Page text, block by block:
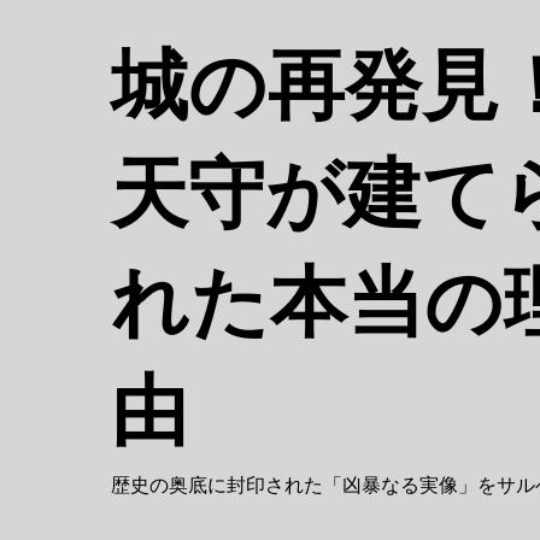
城の再発
天守が建て
れた本当の
由
歴史の奥底に封印された「凶暴なる実像」をサル